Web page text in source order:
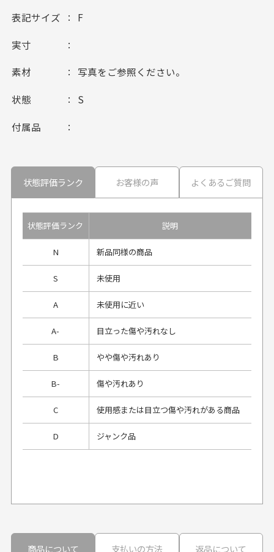
表記サイズ F
実寸
素材 写真をご参照ください。
状態 S
付属品
状態評価ランク お客様の声 よくあるご質問
状態評価ランク 説明
N 新品同様の商品
S 未使用
A 未使用に近い
A- 目立った傷や汚れなし
B やや傷や汚れあり
B- 傷や汚れあり
C 使用感または目立つ傷や汚れがある商品
D ジャンク品
30代男性 30代男性
商品について
支払いの方法 返品について